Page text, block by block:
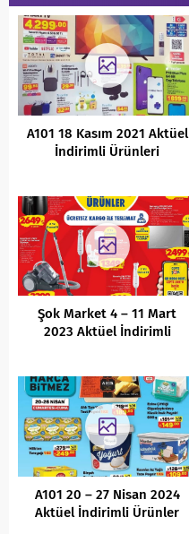
A101 18 Kasım 2021 Aktüel
İndirimli Ürünleri
Şok Market 4 – 11 Mart
2023 Aktüel İndirimli
A101 20 – 27 Nisan 2024
Aktüel İndirimli Ürünler